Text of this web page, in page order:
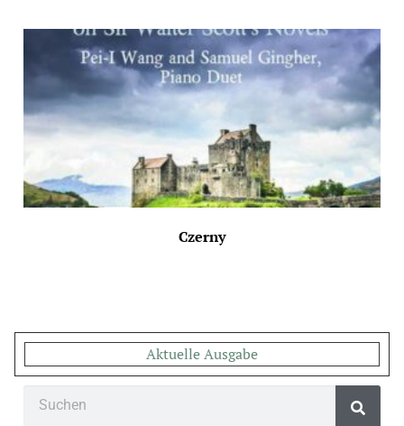
Czerny
Aktuelle Ausgabe